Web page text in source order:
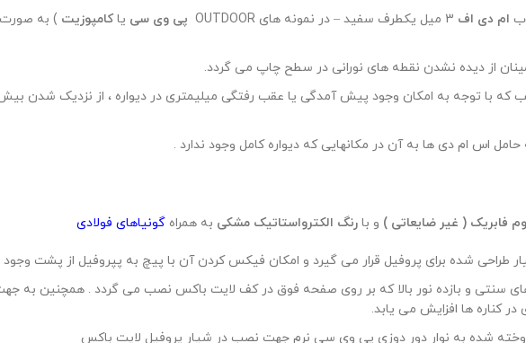
ام دی اف پی وی سی یاکامپوزیت ) به
از دیده نشدن نقطه های نورانی در سطح چاپ می گردد.
که با توجه به امکان وجود پیش آمدگی یا عقب رفتگی میلیمتری در دیواره ، از نزدیک شدن
اس ام دی ها به آن در مکانهایی که دیواره کامل وجود ندارد .
فابریک ( غیر ضایعاتی ) و با رنگ الکترواستاتیک مشکی به همراه گونیاهای فولادی
سنتی و بازده نور بالا که بر روی صفحه فوق در کف لایت باکس نصب می گردد . همچنین به
کناره ها افزایش می یابد.